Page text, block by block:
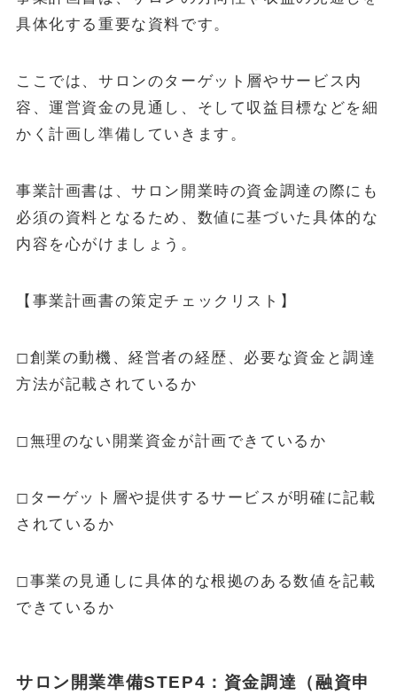
具体化する重要な資料です。
ここでは、サロンのターゲット層やサービス内
容、運営資金の見通し、そして収益目標などを細
かく計画し準備していきます。
事業計画書は、サロン開業時の資金調達の際にも
必須の資料となるため、数値に基づいた具体的な
内容を心がけましょう。
【事業計画書の策定チェックリスト】
◻︎創業の動機、経営者の経歴、必要な資金と調達
方法が記載されているか
◻︎無理のない開業資金が計画できているか
◻︎ターゲット層や提供するサービスが明確に記載
されているか
◻︎事業の見通しに具体的な根拠のある数値を記載
できているか
サロン開業準備STEP4：資金調達（融資申